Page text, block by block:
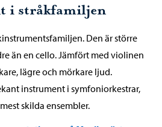
i stråkfamiljen
Den är större
än en cello. Jämfört med violinen
lägre och mörkare ljud.
instrument i symfoniorkestrar,
skilda ensembler.